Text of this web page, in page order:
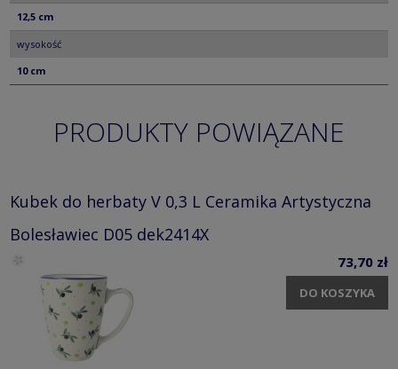
12,5 cm
wysokość
10 cm
PRODUKTY POWIĄZANE
Kubek do herbaty V 0,3 L Ceramika Artystyczna
Bolesławiec D05 dek2414X
73,70 zł
DO KOSZYKA